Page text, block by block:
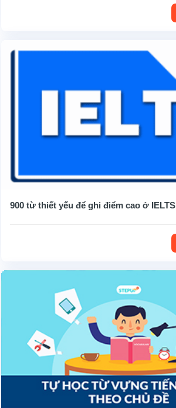
900 từ thiết yếu để ghi điểm cao ở IELTS